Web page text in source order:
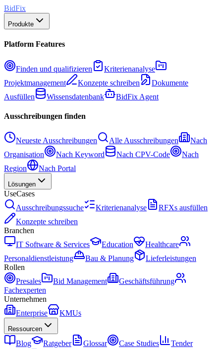
BidFix
Produkte
Platform Features
Finden und qualifizieren
Kriterienanalyse
Projektmanagement
Konzepte schreiben
Dokumente
Ausfüllen
Wissensdatenbank BidFix Agent
Ausschreibungen finden
Neueste Ausschreibungen Alle Ausschreibungen
Nach
Organisation
Nach Keyword Nach CPV-Code
Nach
Region
Nach Portal
Lösungen
UseCases
Ausschreibungssuche
Kriterienanalyse
RFXs ausfüllen
Konzepte schreiben
Branchen
IT Software & Services
Education
Healthcare
Personaldienstleistung
Bau & Planung
Lieferleistungen
Rollen
Presales
Bid Management
Geschäftsführung
Fachexperten
Unternehmen
Enterprise
KMUs
Ressourcen
Blog Ratgeber Glossar Case Studies
Tender